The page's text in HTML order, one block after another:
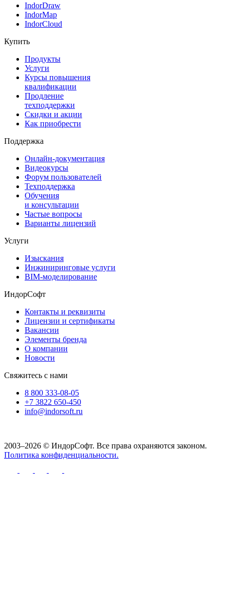
IndorDraw
IndorMap
IndorCloud
Купить
Продукты
Услуги
Курсы повышения
квалификации
Продление
техподдержки
Скидки и акции
Как приобрести
Поддержка
Онлайн-документация
Видеокурсы
Форум пользователей
Техподдержка
Обучения
и консультации
Частые вопросы
Варианты лицензий
Услуги
Изыскания
Инжиниринговые услуги
BIM-моделирование
ИндорСофт
Контакты и реквизиты
Лицензии и сертификаты
Вакансии
Элементы бренда
О компании
Новости
Свяжитесь с нами
8 800 333-08-05
+7 3822 650-450
info@indorsoft.ru
2003–2026 © ИндорСофт. Все права охраняются законом.
Политика конфиденциальности.